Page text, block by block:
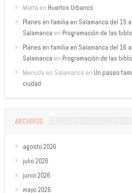
Marta en Huertos Urbanos
Planes en familia en Salamanca del 15
Salamanca en Programación de las
Planes en familia en Salamanca del 16
Salamanca en Programación de las
Menuda es Salamanca en Un paseo
ciudad
ARCHIVOS
agosto 2026
julio 2026
junio 2026
mayo 2026